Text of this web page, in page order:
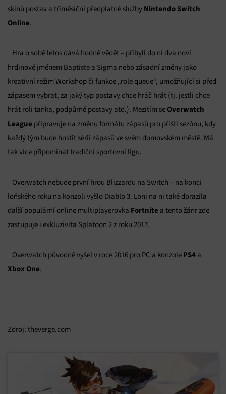
skinů postav a tříměsíční předplatné služby Nintendo Switch
Online.
Hra o sobě letos dává hodně vědět – přibyli do ní dva noví
hrdinové jménem Baptiste a Sigma nebo zásadní změny jako
kreativní režim Workshop či funkce „role queue“, umožňující si před
zápasem vybrat, za jaký typ postavy chce hráč hrát (tj. jestli chce
hrát roli tanka, podpůrné postavy atd.). Mezitím se Overwatch
League připravuje na změnu formátu zápasů pro příští sezónu, kdy
každý tým bude hostit sérii zápasů ve svém domovském městě. Má
tak více připomínat tradiční sportovní ligu.
Overwatch nebude první hrou Blizzardu na Switch – na konci
loňského roku na konzoli vyšlo Diablo 3. Loni na ni také dorazila
další populární online multiplayerovka Fortnite a tento žánr zde
zastupuje i exkluzivita Splatoon 2 z roku 2017.
Overwatch původně vyšel v roce 2016 pro PC a konzole PS4 a
Xbox One.
Zdroj: theverge.com